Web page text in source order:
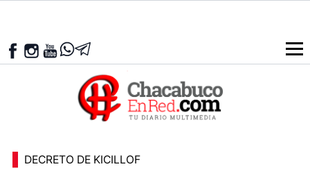
DECRETO DE KICILLOF